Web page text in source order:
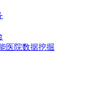
医院数据挖掘